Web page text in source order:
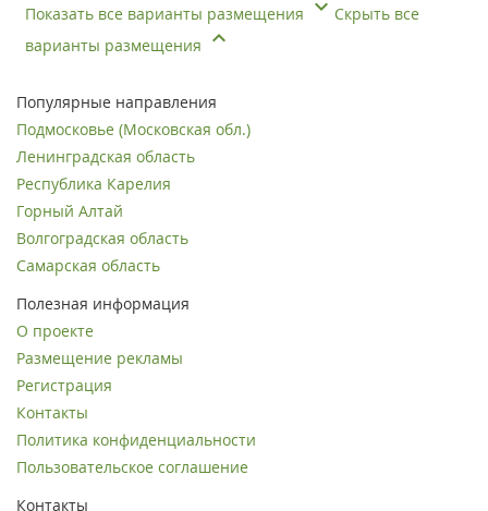
Показать все варианты размещения
Скрыть все
варианты размещения
Популярные направления
Подмосковье (Московская обл.)
Ленинградская область
Республика Карелия
Горный Алтай
Волгоградская область
Самарская область
Полезная информация
О проекте
Размещение рекламы
Регистрация
Контакты
Политика конфиденциальности
Пользовательское соглашение
Контакты